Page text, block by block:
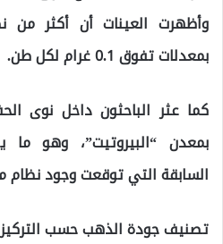
وأظهرت العينات أن أكثر
بمعدلات تفوق 0.1 غرام لكل طن.
كما عثر الباحثون داخل نوى
بمعدن “البيروتيت”، وهو ما
السابقة التي توقعت وجود
تصنيف جودة الذهب حسب